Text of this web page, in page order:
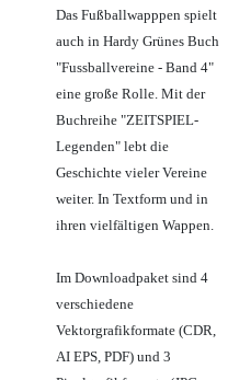
Das Fußballwapppen spielt
auch in Hardy Grünes Buch
"Fussballvereine - Band 4"
eine große Rolle. Mit der
Buchreihe "ZEITSPIEL-
Legenden" lebt die
Geschichte vieler Vereine
weiter. In Textform und in
ihren vielfältigen Wappen.
Im Downloadpaket sind 4
verschiedene
Vektorgrafikformate (CDR,
AI EPS, PDF) und 3